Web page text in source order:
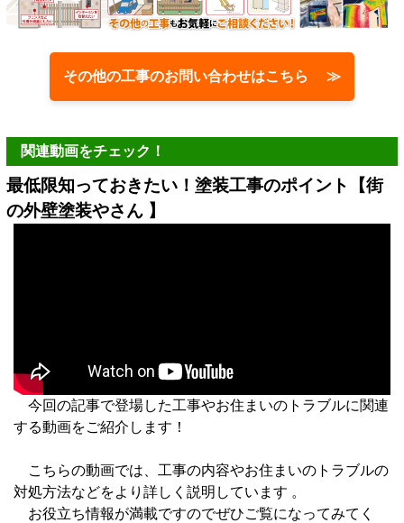
その他の工事のお問い合わせはこちら ≫
関連動画をチェック！
最低限知っておきたい！塗装工事のポイント【街
の外壁塗装やさん 】
今回の記事で登場した工事やお住まいのトラブルに関連
する動画をご紹介します！
こちらの動画では、工事の内容やお住まいのトラブルの
対処方法などをより詳しく説明しています 。
お役立ち情報が満載ですのでぜひご覧になってみてく